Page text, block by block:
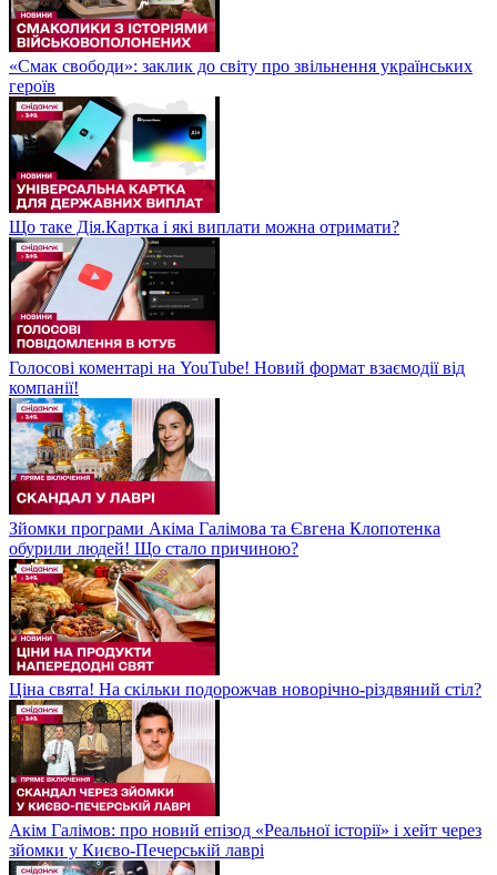
«Смак свободи»: заклик до світу про звільнення українських
героїв
Що таке Дія.Картка і які виплати можна отримати?
Голосові коментарі на YouTube! Новий формат взаємодії від
компанії!
Зйомки програми Акіма Галімова та Євгена Клопотенка
обурили людей! Що стало причиною?
Ціна свята! На скільки подорожчав новорічно-різдвяний стіл?
Акім Галімов: про новий епізод «Реальної історії» і хейт через
зйомки у Києво-Печерській лаврі